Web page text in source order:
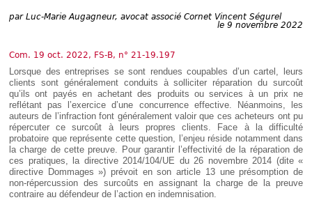
IT
par Luc-Marie Augagneur, avocat associé Cornet Vincent Ségurel
le 9 novembre 2022
Com. 19 oct. 2022, FS-B, n° 21-19.197
Lorsque des entreprises se sont rendues coupables d’un cartel, leurs
clients sont généralement conduits à solliciter réparation du surcoût
qu’ils ont payés en achetant des produits ou services à un prix ne
reflétant pas l’exercice d’une concurrence effective. Néanmoins, les
auteurs de l’infraction font généralement valoir que ces acheteurs ont pu
répercuter ce surcoût à leurs propres clients. Face à la difficulté
probatoire que représente cette question, l’enjeu réside notamment dans
la charge de cette preuve. Pour garantir l’effectivité de la réparation de
ces pratiques, la directive 2014/104/UE du 26 novembre 2014 (dite «
directive Dommages ») prévoit en son article 13 une présomption de
non-répercussion des surcoûts en assignant la charge de la preuve
contraire au défendeur de l’action en indemnisation.